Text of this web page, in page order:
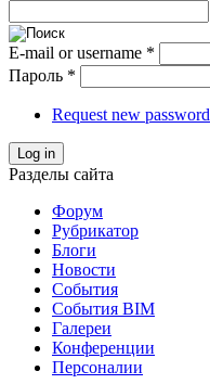
E-mail or username *
Пароль *
Request new password
Log in
Разделы сайта
Форум
Рубрикатор
Блоги
Новости
События
События BIM
Галереи
Конференции
Персоналии